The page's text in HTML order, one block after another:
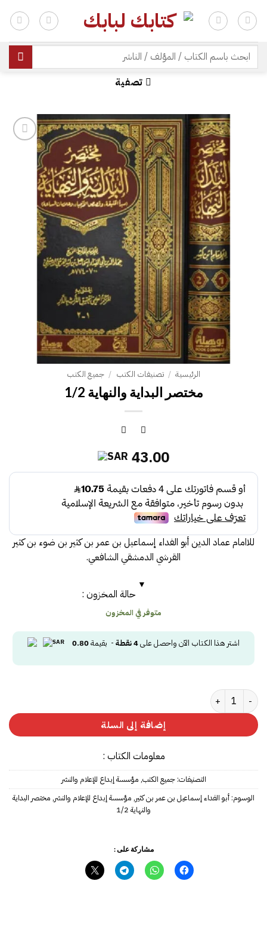
للمحتوى
البحث
عن:
تصفية
الرئيسية / تصنيفات الكتب / جميع الكتب
مختصر البداية والنهاية 1/2
43.00
للاامام عماد الدين أبو الفداء إسماعيل بن عمر بن كثير بن ضوء بن كثير
القرشي الدمشقي الشافعي.
حالة المخزون :
متوفر في المخزون
اشتر هذا الكتاب الآن واحصل على4نقطة - بقيمة0.80
كمية مختصر البداية والنهاية 1/2
إضافة إلى السلة
معلومات الكتاب :
التصنيفات:جميع الكتب, مؤسسة إبداع للإعلام والنشر
الوسوم: أبو الفداء إسماعيل بن عمر بن كثير, مؤسسة إبداع للإعلام والنشر, مختصر البداية
والنهاية 1/2
مشاركة على :
| شحن مجاني للطلبات +300 ريال | تغليف مجاني للطلبات +150 ريال |